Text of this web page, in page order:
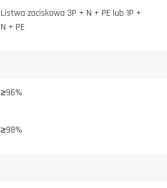
Listwa zaciskowa 3P + N + PE lub 1P +
N + PE
≥96%
≥98%